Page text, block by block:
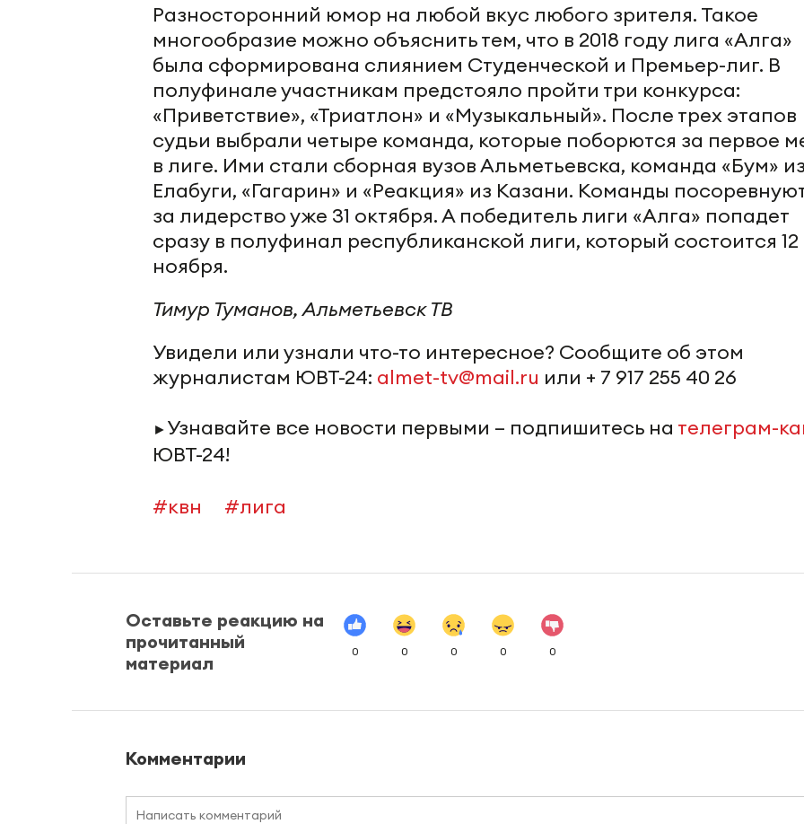
Разносторонний юмор на любой вкус любого зрителя. Такое
многообразие можно объяснить тем, что в 2018 году лига «Алга»
была сформирована слиянием Студенческой и Премьер-лиг. В
полуфинале участникам предстояло пройти три конкурса:
«Приветствие», «Триатлон» и «Музыкальный». После трех этапов
судьи выбрали четыре команда, которые поборются за первое
в лиге. Ими стали сборная вузов Альметьевска, команда «Бум»
Елабуги, «Гагарин» и «Реакция» из Казани. Команды
за лидерство уже 31 октября. А победитель лиги «Алга» попадет
сразу в полуфинал республиканской лиги, который состоится 12
ноября.
Тимур Туманов, Альметьевск ТВ
Увидели или узнали что-то интересное? Сообщите об этом
журналистам ЮВТ-24: almet-tv@mail.ru или + 7 917 255 40 26
► Узнавайте все новости первыми – подпишитесь на телеграм-
ЮВТ-24!
#квн #лига
Оставьте реакцию на
прочитанный
материал
0 0 0 0 0
Комментарии